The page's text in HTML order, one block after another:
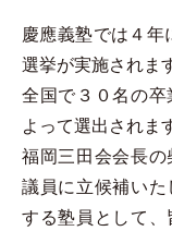
慶應義塾では４年
選挙が実施されま
全国で３０名の
よって選出されま
福岡三田会会長
議員に立候補い
する塾員として